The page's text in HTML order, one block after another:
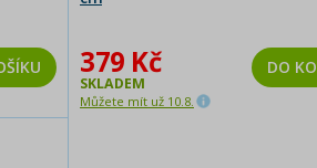
379 Kč
SKLADEM
Můžete mít už 10.8.
DO